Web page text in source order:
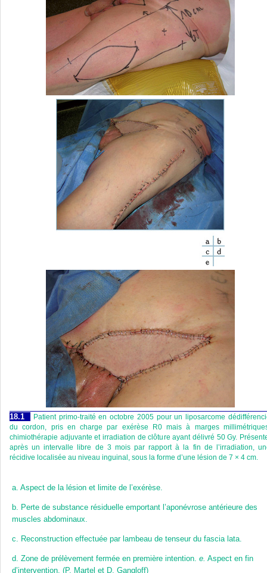
18.1
Patient primo-traité en octobre 2005 pour un liposarcome
du cordon, pris en charge par exérèse R0 mais à marges
chimiothérapie adjuvante et irradiation de clôture ayant délivré 50 Gy.
après un intervalle libre de 3 mois par rapport à la fin de l’irradiation,
récidive localisée au niveau inguinal, sous la forme d’une lésion de 7 × 4 cm.
a. Aspect de la lésion et limite de l’exérèse.
b. Perte de substance résiduelle emportant l’aponévrose antérieure des
muscles abdominaux.
c. Reconstruction effectuée par lambeau de tenseur du fascia lata.
d. Zone de prélèvement fermée en première intention. e. Aspect en fin
d’intervention. (P. Martel et D. Gangloff)